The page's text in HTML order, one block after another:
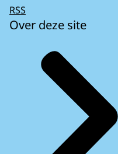
RSS
Over deze site